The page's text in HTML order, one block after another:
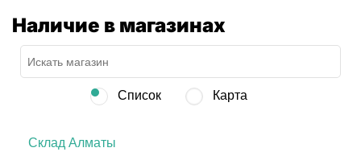
Наличие в магазинах
Список Карта
Склад Алматы